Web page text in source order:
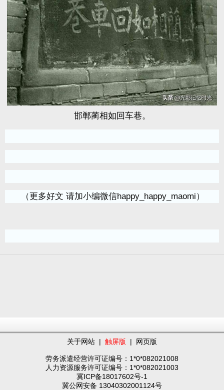
邯郸蔺相如回车巷。
（更多好文 请加小编微信happy_happy_maomi）
关于网站 | 触屏版 | 网页版
劳务派遣经营许可证编号：1*0*082021008
人力资源服务许可证编号：1*0*082021003
冀ICP备18017602号-1
冀公网安备 13040302001124号